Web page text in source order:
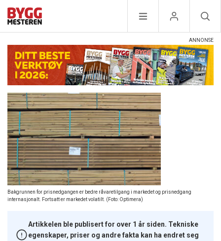
Bakgrunnen for prisnedgangen er bedre råvaretilgang i markedet og prisnedgang
internasjonalt. Fortsatt er markedet volatilt. (Foto: Optimera)
Artikkelen ble publisert for over 1 år siden. Tekniske
egenskaper, priser og andre fakta kan ha endret seg